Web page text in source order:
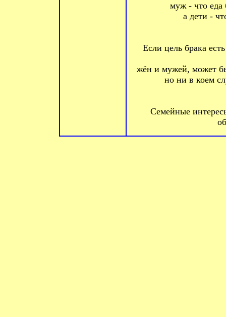
муж - что еда
а дети -
Если цель брака
жён и мужей, может
но ни в коем
Семейные